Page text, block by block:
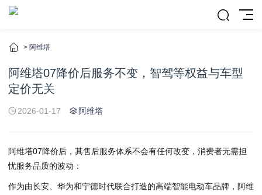
> 阿维塔
阿维塔07降价后服务不变，智驾等权益与车型
定价无关
2026-01-17 阿维塔
阿维塔07降价后，其售后服务体系不会有任何改变，消费者无需担
忧服务品质的波动：
作为由长安、华为和宁德时代联合打造的高端智能电动车品牌，阿维